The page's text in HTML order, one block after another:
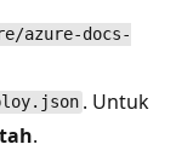
azure-docs-
. Untuk
.